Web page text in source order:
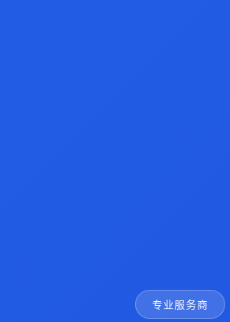
专业服务商